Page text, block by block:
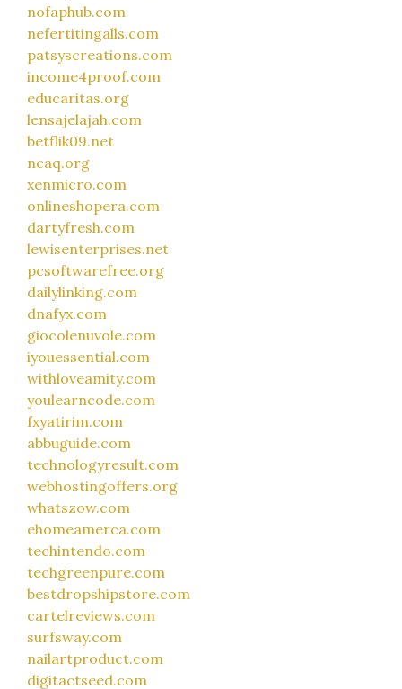
nofaphub.com
nefertitingalls.com
patsyscreations.com
income4proof.com
educaritas.org
lensajelajah.com
betflik09.net
ncaq.org
xenmicro.com
onlineshopera.com
dartyfresh.com
lewisenterprises.net
pcsoftwarefree.org
dailylinking.com
dnafyx.com
giocolenuvole.com
iyouessential.com
withloveamity.com
youlearncode.com
fxyatirim.com
abbuguide.com
technologyresult.com
webhostingoffers.org
whatszow.com
ehomeamerca.com
techintendo.com
techgreenpure.com
bestdropshipstore.com
cartelreviews.com
surfsway.com
nailartproduct.com
digitactseed.com